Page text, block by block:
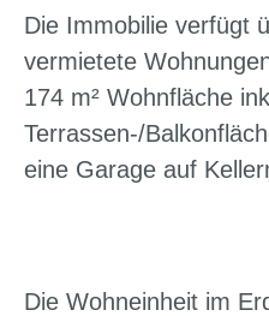
Die Immobilie verfügt
vermietete
174 m² Wohnfläche
Terrassen-/
eine Garage auf
Die Wohneinheit im